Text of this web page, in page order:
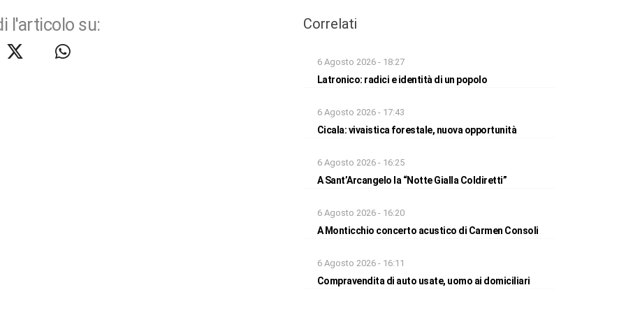
l'articolo su: Correlati
6 Agosto 2026 - 18:27
Latronico: radici e identità di un popolo
6 Agosto 2026 - 17:43
Cicala: vivaistica forestale, nuova opportunità
6 Agosto 2026 - 16:25
A Sant’Arcangelo la “Notte Gialla Coldiretti”
6 Agosto 2026 - 16:20
A Monticchio concerto acustico di Carmen Consoli
6 Agosto 2026 - 16:11
Compravendita di auto usate, uomo ai domiciliari